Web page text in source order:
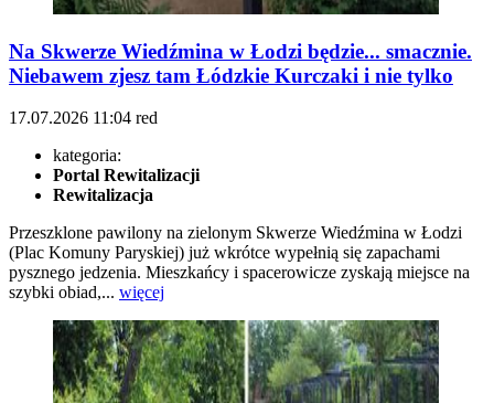
Na Skwerze Wiedźmina w Łodzi będzie... smacznie.
Niebawem zjesz tam Łódzkie Kurczaki i nie tylko
17.07.2026 11:04 red
kategoria:
Portal Rewitalizacji
Rewitalizacja
Przeszklone pawilony na zielonym Skwerze Wiedźmina w Łodzi
(Plac Komuny Paryskiej) już wkrótce wypełnią się zapachami
pysznego jedzenia. Mieszkańcy i spacerowicze zyskają miejsce na
szybki obiad,... więcej